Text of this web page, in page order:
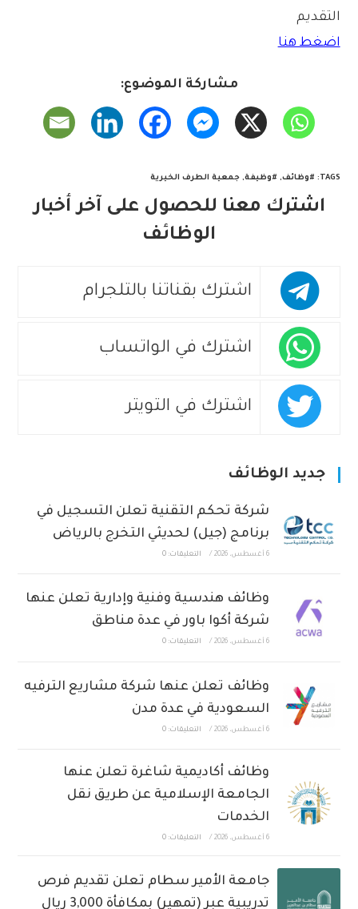
التقديم
اضغط هنا
مشاركة الموضوع:
TAGS
: #وظائف, #وظيفة, جمعية الطرف الخيرية
اشترك معنا للحصول على آخر أخبار
الوظائف
اشترك بقناتنا بالتلجرام
اشترك في الواتساب
اشترك في التويتر
جديد الوظائف
شركة تحكم التقنية تعلن التسجيل في
برنامج (جيل) لحديثي التخرج بالرياض
6 أغسطس، 2026 / التعليقات: 0
وظائف هندسية وفنية وإدارية تعلن عنها
شركة أكوا باور في عدة مناطق
6 أغسطس، 2026 / التعليقات: 0
وظائف تعلن عنها شركة مشاريع الترفيه
السعودية في عدة مدن
6 أغسطس، 2026 / التعليقات: 0
وظائف أكاديمية شاغرة تعلن عنها
الجامعة الإسلامية عن طريق نقل
الخدمات
6 أغسطس، 2026 / التعليقات: 0
جامعة الأمير سطام تعلن تقديم فرص
تدريبية عبر (تمهير) بمكافأة 3,000 ريال